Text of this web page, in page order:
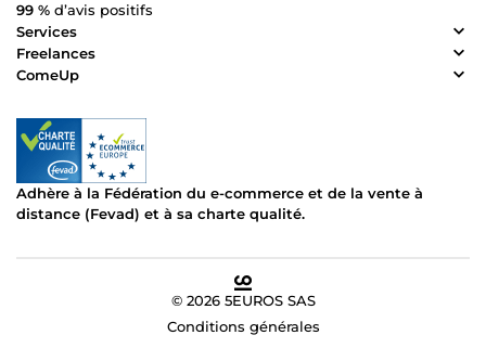
99 % d’avis positifs
Services
Freelances
ComeUp
Adhère à la Fédération du e-commerce et de la vente à
distance (Fevad) et à sa charte qualité.
© 2026 5EUROS SAS
Conditions générales